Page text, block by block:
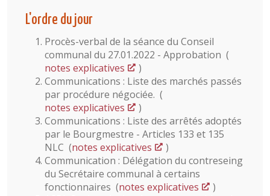
L'ordre du jour
Procès-verbal de la séance du Conseil
communal du 27.01.2022 - Approbation (
notes explicatives
)
Communications : Liste des marchés passés
par procédure négociée. (
notes explicatives
)
Communications : Liste des arrêtés adoptés
par le Bourgmestre - Articles 133 et 135
NLC (notes explicatives
)
Communication : Délégation du contreseing
du Secrétaire communal à certains
fonctionnaires (notes explicatives
)